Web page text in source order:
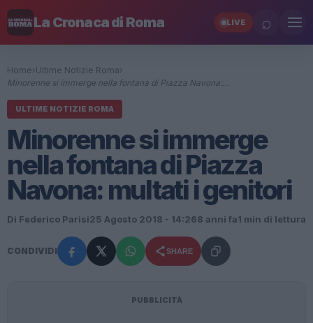
La Cronaca di Roma LIVE ⌕
Home› Ultime Notizie Roma›
Minorenne si immerge nella fontana di Piazza Navona:…
ULTIME NOTIZIE ROMA
Minorenne si immerge
nella fontana di Piazza
Navona: multati i genitori
Di Federico Parisi25 Agosto 2018 - 14:268 anni fa1 min di lettura
CONDIVIDI SHARE
PUBBLICITÀ